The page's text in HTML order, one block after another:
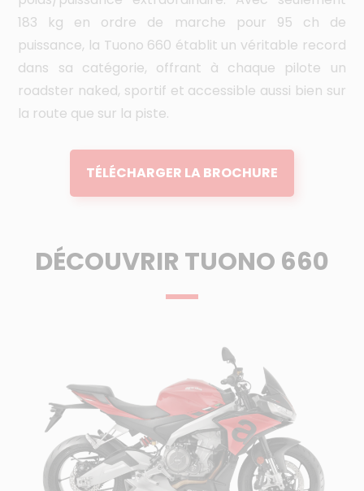
183 kg en ordre de marche pour 95 ch de
puissance, la Tuono 660 établit un véritable record
dans sa catégorie, offrant à chaque pilote un
roadster naked, sportif et accessible aussi bien sur
la route que sur la piste.
TÉLÉCHARGER LA BROCHURE
DÉCOUVRIR TUONO 660